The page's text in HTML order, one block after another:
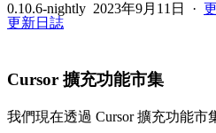
0.10.6-nightly 2023年9月11日 ·
更新日誌
Cursor 擴充功能市集
我們現在透過 Cursor 擴充功能市